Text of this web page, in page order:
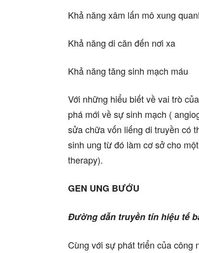
Khả năng xâm lấn mô xung
Khả năng di căn đến nơi xa
Khả năng tăng sinh mạch máu
Với những hiểu biết về vai trò
phá mới về sự sinh mạch (
sửa chữa vốn liếng di truyền có
sinh ung từ đó làm cơ sở cho
therapy).
GEN UNG BƯỚU
Đường dẫn truyền tín hiệu tế
Cùng với sự phát triển của công